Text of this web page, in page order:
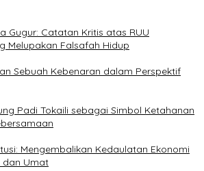
Gugur: Catatan Kritis atas RUU
Melupakan Falsafah Hidup
Sebuah Kebenaran dalam Perspektif
Padi Tokaili sebagai Simbol Ketahanan
Mengembalikan Kedaulatan Ekonomi
dan Umat